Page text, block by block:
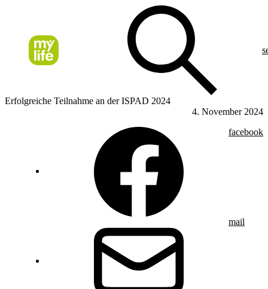
Erfolgreiche Teilnahme an der ISPAD 2024
4. November 2024
facebook
mail